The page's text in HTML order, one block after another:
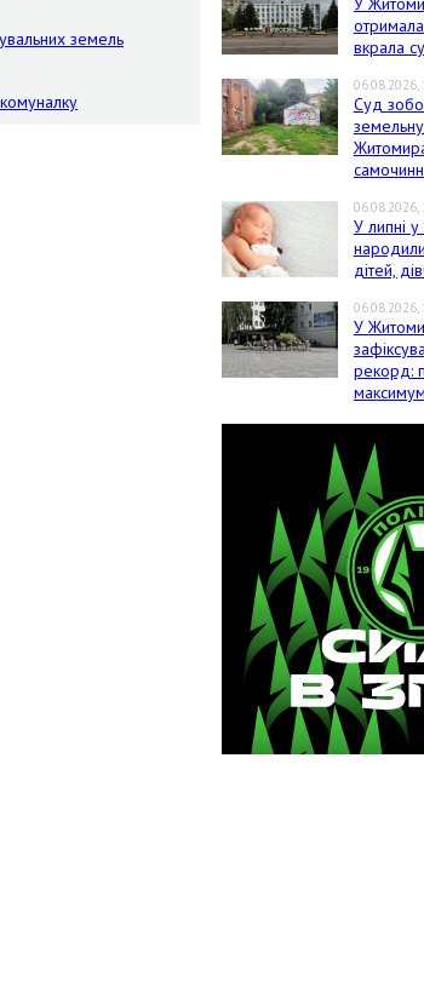
земель
отримала
вкрала
06.08.2026,
Суд
06.08.2026,
У липні у
дітей,
06.08.2026,
У
рекорд: